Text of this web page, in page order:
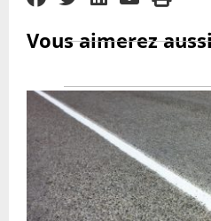
Vous aimerez